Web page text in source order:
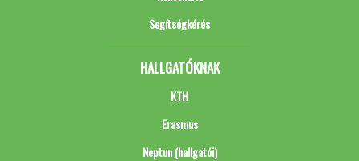
Segítségkérés
HALLGATÓKNAK
KTH
Erasmus
Neptun (hallgatói)